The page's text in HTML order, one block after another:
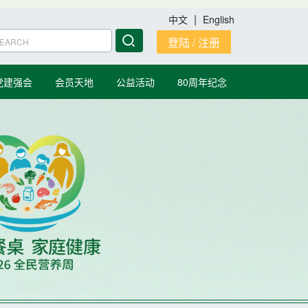
中文 | English
登陆 / 注册
建强会 会员天地 公益活动 80周年纪念